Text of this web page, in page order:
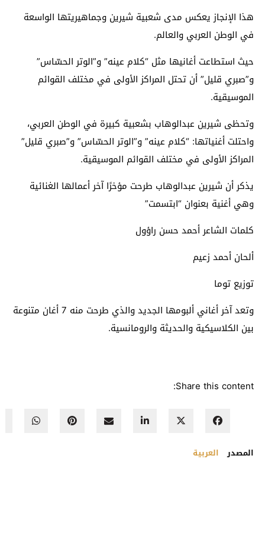
هذا الإنجاز يعكس مدى شعبية شيرين وجماهيريتها الواسعة
في الوطن العربي والعالم.
حيث استطاعت أغانيها مثل “كلام عينه” و”الوتر الحسّاس”
و”صبري قليل” أن تحتل المراكز الأولى في مختلف القوائم
الموسيقية.
وتحظى شيرين عبدالوهاب بشعبية كبيرة في الوطن العربي،
واحتلت أغنياتها: “كلام عينه” و”الوتر الحسّاس” و”صبري قليل”
المراكز الأولى في مختلف القوائم الموسيقية.
يذكر أن شيرين عبدالوهاب طرحت مؤخرًا آخر أعمالها الغنائية
وهي أغنية بعنوان “ابتسمت”
كلمات الشاعر أحمد حسن راؤول
ألحان أحمد زعيم
توزيع توما
وتعد آخر أغاني ألبومها الجديد والذي طرحت منه 7 أغان متنوعة
بين الكلاسيكية والحديثة والرومانسية.
Share this content:
المصدر العربية